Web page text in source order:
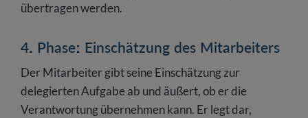
übertragen werden.
4. Phase: Einschätzung des Mitarbeiters
Der Mitarbeiter gibt seine Einschätzung zur
delegierten Aufgabe ab und äußert, ob er die
Verantwortung übernehmen kann. Er legt dar,